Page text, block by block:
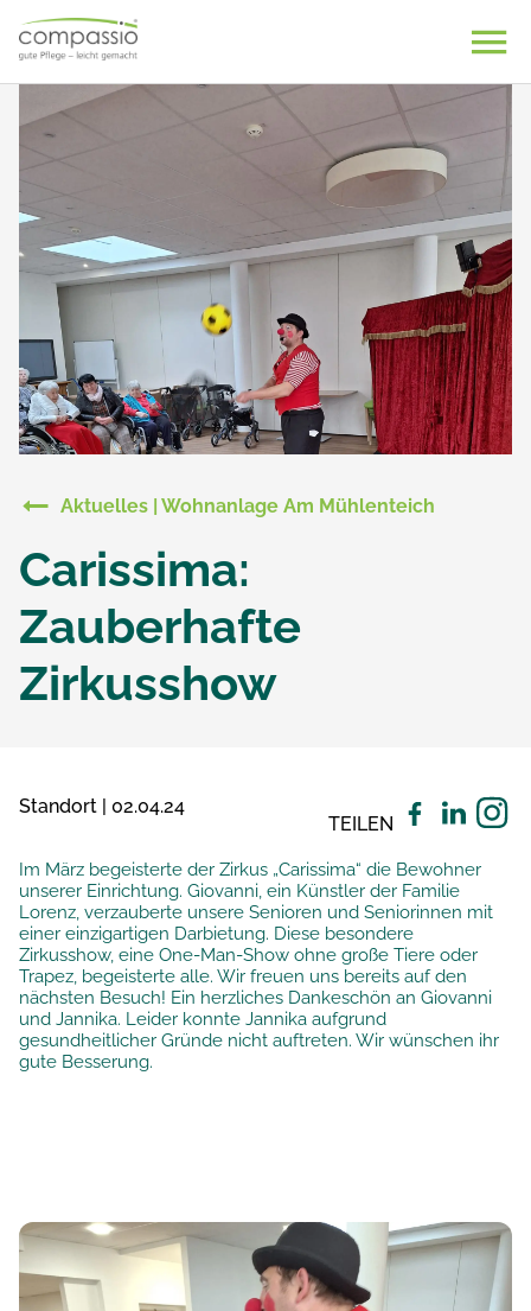
content
Aktuelles | Wohnanlage Am Mühlenteich
Carissima:
Zauberhafte
Zirkusshow
Standort | 02.04.24
TEILEN
Im März begeisterte der Zirkus „Carissima“ die Bewohner
unserer Einrichtung. Giovanni, ein Künstler der Familie
Lorenz, verzauberte unsere Senioren und Seniorinnen mit
einer einzigartigen Darbietung. Diese besondere
Zirkusshow, eine One-Man-Show ohne große Tiere oder
Trapez, begeisterte alle. Wir freuen uns bereits auf den
nächsten Besuch! Ein herzliches Dankeschön an Giovanni
und Jannika. Leider konnte Jannika aufgrund
gesundheitlicher Gründe nicht auftreten. Wir wünschen ihr
gute Besserung.